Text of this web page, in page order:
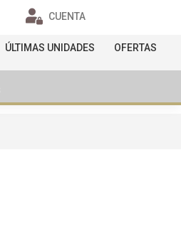
CUENTA
ÚLTIMAS UNIDADES OFERTAS